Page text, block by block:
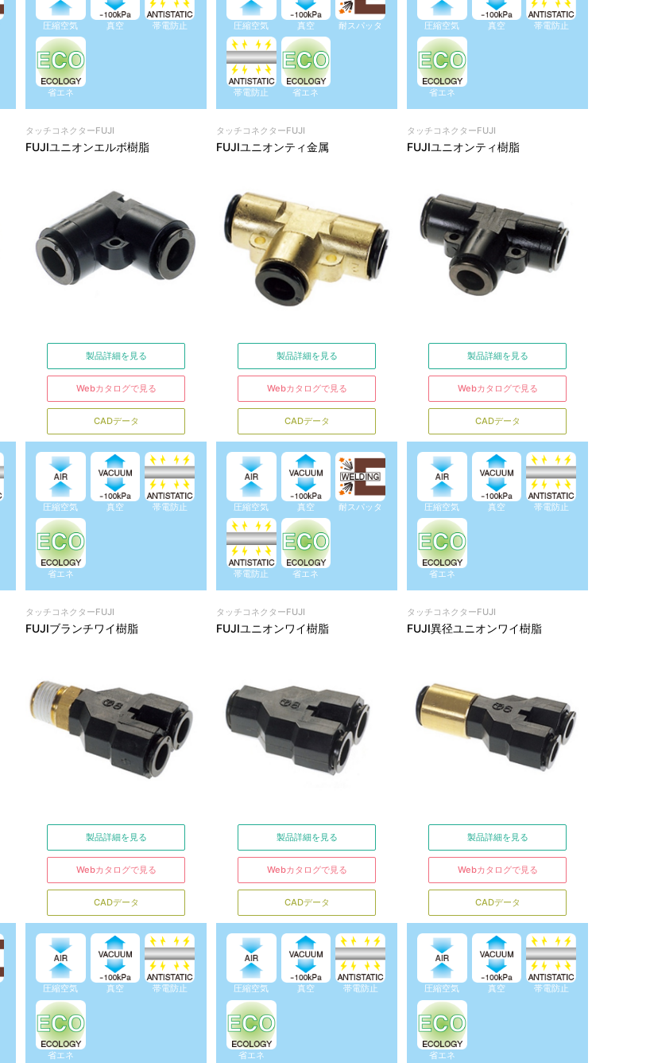
圧縮空気 真空 帯電防止
省エネ
圧縮空気 真空 耐スパッタ
帯電防止 省エネ
圧縮空気 真空 帯電防止
省エネ
タッチコネクターFUJI
FUJIユニオンエルボ樹脂
製品詳細を見る
Webカタログで見る
CADデータ
圧縮空気 真空 帯電防止
省エネ
タッチコネクターFUJI
FUJIユニオンティ金属
製品詳細を見る
Webカタログで見る
CADデータ
圧縮空気 真空 耐スパッタ
帯電防止 省エネ
タッチコネクターFUJI
FUJIユニオンティ樹脂
製品詳細を見る
Webカタログで見る
CADデータ
圧縮空気 真空 帯電防止
省エネ
タッチコネクターFUJI
FUJIブランチワイ樹脂
製品詳細を見る
Webカタログで見る
CADデータ
圧縮空気 真空 帯電防止
省エネ
タッチコネクターFUJI
FUJIユニオンワイ樹脂
製品詳細を見る
Webカタログで見る
CADデータ
圧縮空気 真空 帯電防止
省エネ
タッチコネクターFUJI
FUJI異径ユニオンワイ樹脂
製品詳細を見る
Webカタログで見る
CADデータ
圧縮空気 真空 帯電防止
省エネ